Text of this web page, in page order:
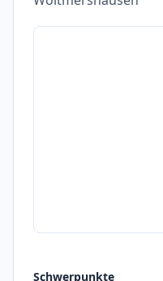
Schwerpunkte